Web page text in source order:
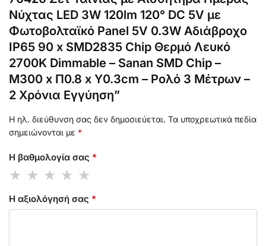
Νύχτας LED 3W 120lm 120° DC 5V με
Φωτοβολταϊκό Panel 5V 0.3W Αδιάβροχο
IP65 90 x SMD2835 Chip Θερμό Λευκό
2700K Dimmable – Sanan SMD Chip –
Μ300 x Π0.8 x Υ0.3cm – Ρολό 3 Μέτρων –
2 Χρόνια Εγγύηση”
Η ηλ. διεύθυνση σας δεν δημοσιεύεται. Τα υποχρεωτικά πεδία
σημειώνονται με *
Η βαθμολογία σας *
Η αξιολόγησή σας *